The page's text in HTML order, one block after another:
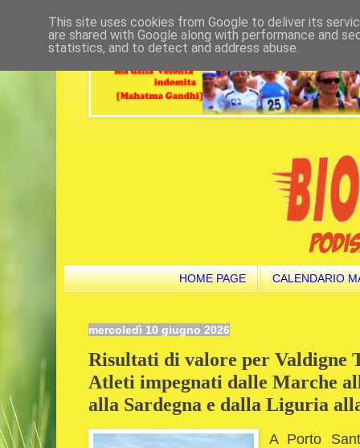
HOME PAGE CALENDARIO
mercoledì 10 giugno 2026
Risultati di valore per Valdigne
Atleti impegnati dalle Marche
alla Sardegna e dalla Liguria
A Porto
This site uses cookies from Google to deliver its
are shared with Google along with performance and
statistics, and to detect and address abuse.